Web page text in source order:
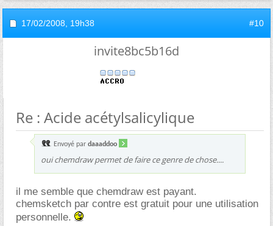
17/02/2008, 19h38 #10
invite8bc5b16d
Re : Acide acétylsalicylique
Envoyé par daaaddoo
oui chemdraw permet de faire ce genre de chose....
il me semble que chemdraw est payant.
chemsketch par contre est gratuit pour une utilisation
personnelle.